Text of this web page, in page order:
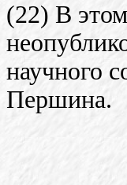
(22) В
научного
Першина.